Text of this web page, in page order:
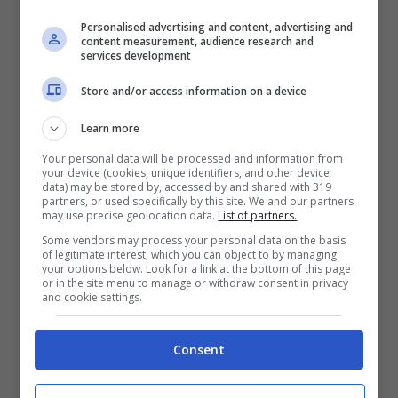
Dopo 25 anni in Mediaset“, ha continuato
poi la conduttrice, “ho deciso di prendermi
un momento per me, perché non riesco più
ad immaginarmi nei programmi che mi
venivano proposti
dichiarato di aver deciso dicomunicare
all’Editore e all’Azienda di voler andare via
dal palinsesto; ovviamente, non
mancheranno lastimae l’affetto nei loro
confronti, oltre che un completo
ringraziamentoper lafiduciache essi hanno
sempre posto nei suoi confronti.
Personalised advertising and content, advertising and
content measurement, audience research and
services development
Store and/or access information on a device
Learn more
Your personal data will be processed and information from
your device (cookies, unique identifiers, and other device
data) may be stored by, accessed by and shared with 319
partners, or used specifically by this site. We and our partners
may use precise geolocation data. List of partners.
Some vendors may process your personal data on the basis
of legitimate interest, which you can object to by managing
your options below. Look for a link at the bottom of this page
or in the site menu to manage or withdraw consent in privacy
and cookie settings.
Consent